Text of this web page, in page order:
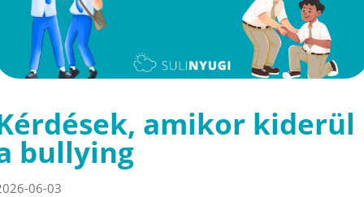
amikor kiderül
bullying
06-03